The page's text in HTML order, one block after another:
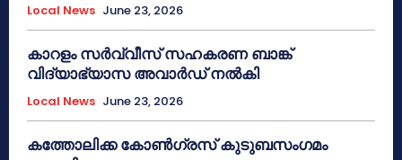
Local News June 23, 2026
കാറളം സർവ്വീസ് സഹകരണ ബാങ്ക്
വിദ്യാഭ്യാസ അവാർഡ് നൽകി
Local News June 23, 2026
കത്തോലിക്ക കോൺഗ്രസ് കുടുബസംഗമം